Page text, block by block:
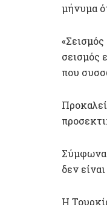
μήνυμα
σεισμός
που
Σύμφωνα
δεν
Η